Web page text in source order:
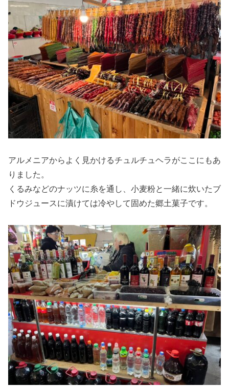
アルメニアからよく見かけるチュルチュヘラがここにもあ
りました。
くるみなどのナッツに糸を通し、小麦粉と一緒に炊いたブ
ドウジュースに漬けては冷やして固めた郷土菓子です。